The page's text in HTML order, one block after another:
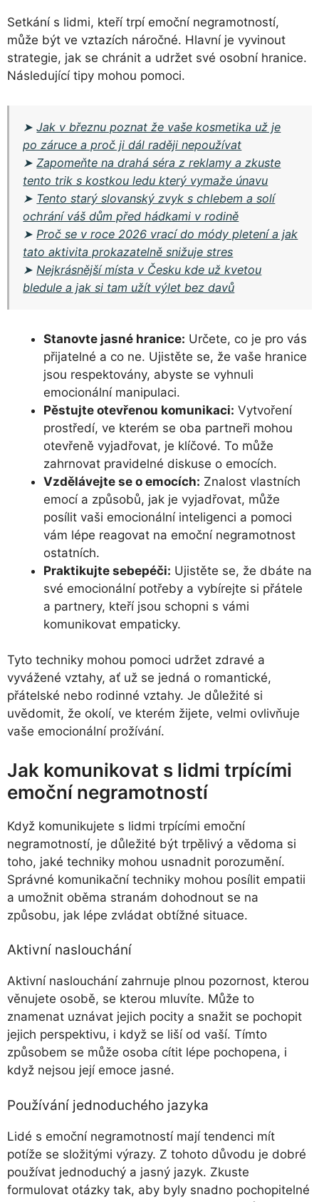
Setkání s lidmi, kteří trpí emoční negramotností,
může být ve vztazích náročné. Hlavní je vyvinout
strategie, jak se chránit a udržet své osobní hranice.
Následující tipy mohou pomoci.
➤Jak v březnu poznat že vaše kosmetika už je
po záruce a proč ji dál raději nepoužívat
➤Zapomeňte na drahá séra z reklamy a zkuste
tento trik s kostkou ledu který vymaže únavu
➤ Tento starý slovanský zvyk s chlebem a solí
ochrání váš dům před hádkami v rodině
➤ Proč se v roce 2026 vrací do módy pletení a jak
tato aktivita prokazatelně snižuje stres
➤ Nejkrásnější místa v Česku kde už kvetou
bledule a jak si tam užít výlet bez davů
Stanovte jasné hranice: Určete, co je pro vás
přijatelné a co ne. Ujistěte se, že vaše hranice
jsou respektovány, abyste se vyhnuli
emocionální manipulaci.
Pěstujte otevřenou komunikaci: Vytvoření
prostředí, ve kterém se oba partneři mohou
otevřeně vyjadřovat, je klíčové. To může
zahrnovat pravidelné diskuse o emocích.
Vzdělávejte se o emocích: Znalost vlastních
emocí a způsobů, jak je vyjadřovat, může
posílit vaši emocionální inteligenci a pomoci
vám lépe reagovat na emoční negramotnost
ostatních.
Praktikujte sebepéči: Ujistěte se, že dbáte na
své emocionální potřeby a vybírejte si přátele
a partnery, kteří jsou schopni s vámi
komunikovat empaticky.
Tyto techniky mohou pomoci udržet zdravé a
vyvážené vztahy, ať už se jedná o romantické,
přátelské nebo rodinné vztahy. Je důležité si
uvědomit, že okolí, ve kterém žijete, velmi ovlivňuje
vaše emocionální prožívání.
Jak komunikovat s lidmi trpícími
emoční negramotností
Když komunikujete s lidmi trpícími emoční
negramotností, je důležité být trpělivý a vědoma si
toho, jaké techniky mohou usnadnit porozumění.
Správné komunikační techniky mohou posílit empatii
a umožnit oběma stranám dohodnout se na
způsobu, jak lépe zvládat obtížné situace.
Aktivní naslouchání
Aktivní naslouchání zahrnuje plnou pozornost, kterou
věnujete osobě, se kterou mluvíte. Může to
znamenat uznávat jejich pocity a snažit se pochopit
jejich perspektivu, i když se liší od vaší. Tímto
způsobem se může osoba cítit lépe pochopena, i
když nejsou její emoce jasné.
Používání jednoduchého jazyka
Lidé s emoční negramotností mají tendenci mít
potíže se složitými výrazy. Z tohoto důvodu je dobré
používat jednoduchý a jasný jazyk. Zkuste
formulovat otázky tak, aby byly snadno pochopitelné